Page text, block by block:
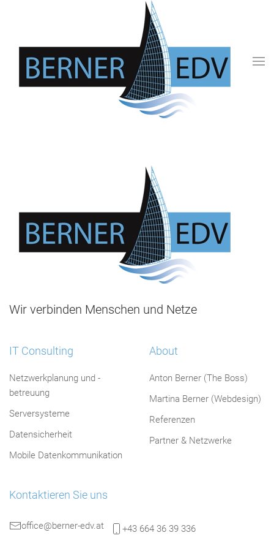
Wir verbinden Menschen und Netze
IT Consulting
Netzwerkplanung und -
betreuung
Serversysteme
Datensicherheit
Mobile Datenkommunikation
About
Anton Berner (The Boss)
Martina Berner (Webdesign)
Referenzen
Partner & Netzwerke
Kontaktieren Sie uns
office@berner-edv.at +43 664 36 39 336